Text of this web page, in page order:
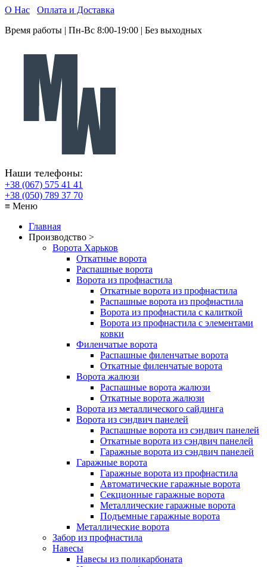
О Нас
Оплата и Доставка
Время работы | Пн-Вс 8:00-19:00 | Без выходных
Наши телефоны:
+38 (067) 575 41 41
+38 (050) 789 37 70
≡ Меню
Главная
Производство >
Ворота Харьков
Откатные ворота
Распашные ворота
Ворота из профнастила
Откатные ворота из профнастила
Распашные ворота из профнастила
Ворота из профнастила с калиткой
Ворота из профнастила с элементами
ковки
Филенчатые ворота
Распашные филенчатые ворота
Откатные филенчатые ворота
Ворота жалюзи
Распашные ворота жалюзи
Откатные ворота жалюзи
Ворота из металлического сайдинга
Ворота из сэндвич панелей
Распашные ворота из сэндвич панелей
Откатные ворота из сэндвич панелей
Гаражные ворота из сэндвич панелей
Гаражные ворота
Гаражные ворота из профнастила
Автоматические гаражные ворота
Секционные гаражные ворота
Металлические гаражные ворота
Подъемные гаражные ворота
Металлические ворота
Забор из профнастила
Навесы
Навесы из поликарбоната